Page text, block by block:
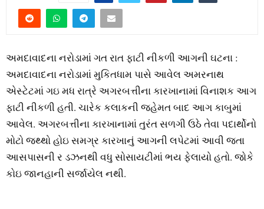
અમદાવાદના નરોડામાં ગત રાત ફાટી નીકળી આગની ઘટના :
અમદાવાદના નરોડામાં મુકિતધામ પાસે આવેલ અમરનાથ
એસ્‍ટેટમાં ગઇ મધ રાત્રે અગરબત્તીના કારખાનામાં વિનાશક આગ
ફાટી નીકળી હતી. ચારેક કલાકની જહેમત બાદ આગ કાબુમાં
આવેલ. અગરબત્તીના કારખાનામાં તુરંત સળગી ઉઠે તેવા પદાર્થોનો
મોટો જથ્‍થો હોઇ સમગ્ર કારખાનું આગની લપેટમાં આવી જતા
આસપાસની ર ડઝનથી વધુ સોસાયટીમાં ભય ફેલાયો હતો. જોકે
કોઇ જાનહાની સર્જાયેલ નથી.